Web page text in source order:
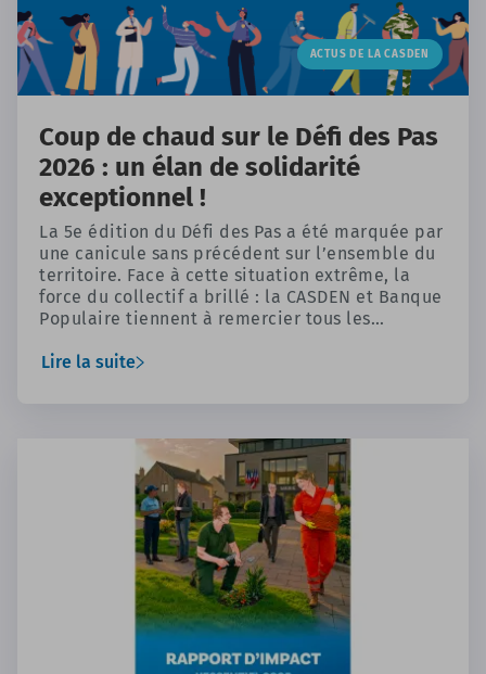
ACTUS DE LA CASDEN
Coup de chaud sur le Défi des Pas
2026 : un élan de solidarité
exceptionnel !
La 5e édition du Défi des Pas a été marquée par
une canicule sans précédent sur l’ensemble du
territoire. Face à cette situation extrême, la
force du collectif a brillé : la CASDEN et Banque
Populaire tiennent à remercier tous les
transformant chaque pas en un geste
Lire la suite